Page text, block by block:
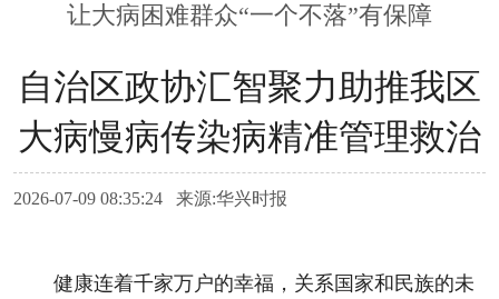
让大病困难群众“一个不落”有保障
自治区政协汇智聚力助推我区
大病慢病传染病精准管理救治
2026-07-09 08:35:24 来源:华兴时报
健康连着千家万户的幸福，关系国家和民族的未